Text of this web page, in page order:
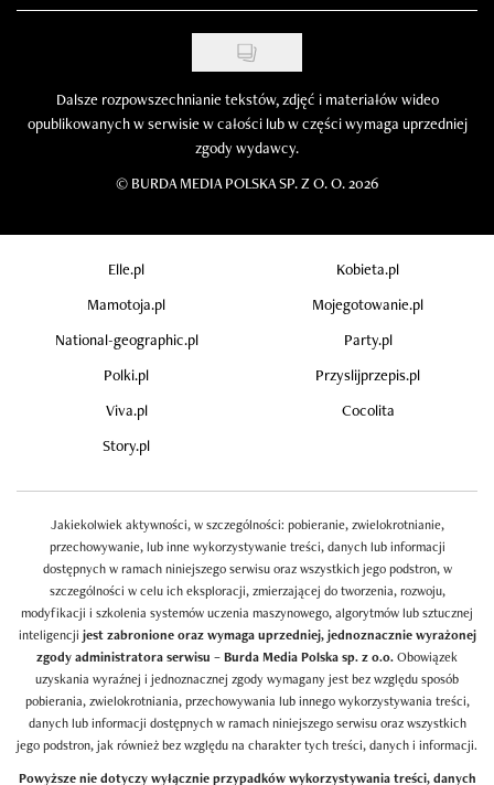
Dalsze rozpowszechnianie tekstów, zdjęć i materiałów wideo
opublikowanych w serwisie w całości lub w części wymaga uprzedniej
zgody wydawcy.
© BURDA MEDIA POLSKA SP. Z O. O. 2026
Elle.pl
Kobieta.pl
Mamotoja.pl
Mojegotowanie.pl
National-geographic.pl
Party.pl
Polki.pl
Przyslijprzepis.pl
Viva.pl
Cocolita
Story.pl
Jakiekolwiek aktywności, w szczególności: pobieranie, zwielokrotnianie,
przechowywanie, lub inne wykorzystywanie treści, danych lub informacji
dostępnych w ramach niniejszego serwisu oraz wszystkich jego podstron, w
szczególności w celu ich eksploracji, zmierzającej do tworzenia, rozwoju,
modyfikacji i szkolenia systemów uczenia maszynowego, algorytmów lub sztucznej
inteligencji jest zabronione oraz wymaga uprzedniej, jednoznacznie wyrażonej
zgody administratora serwisu – Burda Media Polska sp. z o.o.Obowiązek
uzyskania wyraźnej i jednoznacznej zgody wymagany jest bez względu sposób
pobierania, zwielokrotniania, przechowywania lub innego wykorzystywania treści,
danych lub informacji dostępnych w ramach niniejszego serwisu oraz wszystkich
jego podstron, jak również bez względu na charakter tych treści, danych i informacji.
Powyższe nie dotyczy wyłącznie przypadków wykorzystywania treści, danych